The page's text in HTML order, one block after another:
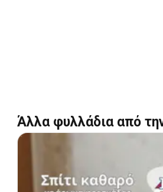
Άλλα φυλλάδια από